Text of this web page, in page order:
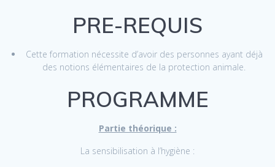
PRE-REQUIS
Cette formation nécessite d’avoir des personnes ayant déjà
des notions élémentaires de la protection animale.
PROGRAMME
Partie théorique :
La sensibilisation à l’hygiène :